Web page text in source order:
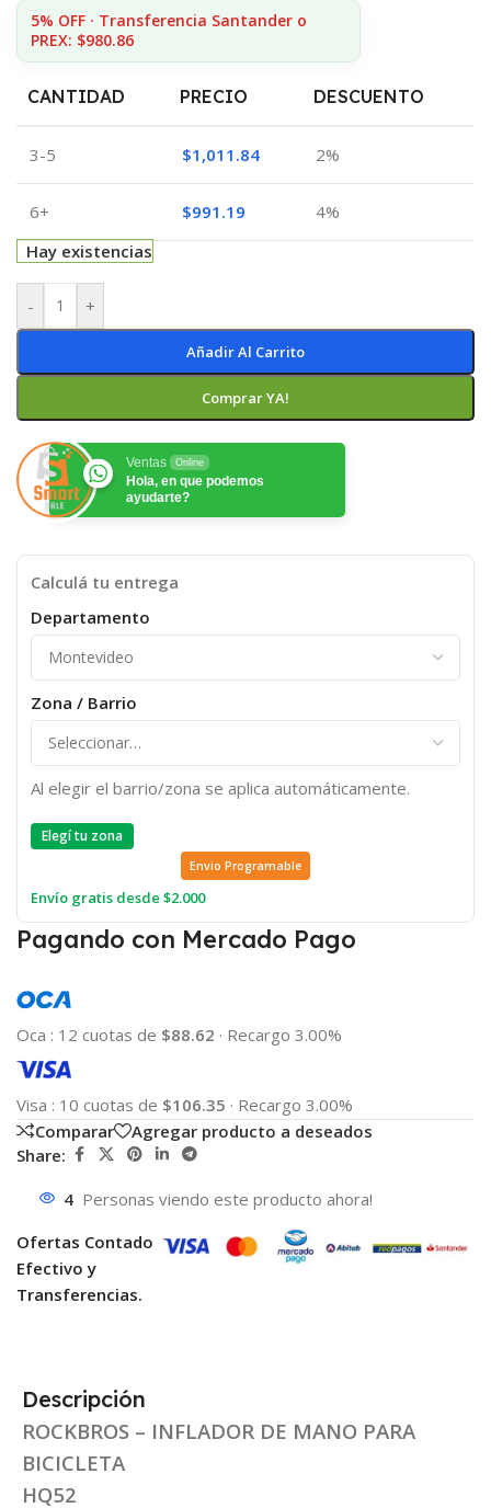
5% OFF · Transferencia Santander o
PREX: $980.86
CANTIDAD PRECIO DESCUENTO
3-5 $1,011.84 2%
6+ $991.19
4%
Hay existencias
- +
Añadir Al Carrito
Comprar YA!
Ventas Online
Hola, en que podemos
ayudarte?
Calculá tu entrega
Departamento
Zona / Barrio
Al elegir el barrio/zona se aplica automáticamente.
Elegí tu zona
Envio Programable
Envío gratis desde $2.000
Pagando con Mercado Pago
Oca : 12 cuotas de $88.62 · Recargo 3.00%
Visa : 10 cuotas de $106.35 · Recargo 3.00%
Comparar
Agregar producto a deseados
Share:
4 Personas viendo este producto ahora!
Ofertas Contado
Efectivo y
Transferencias.
Descripción
ROCKBROS – INFLADOR DE MANO PARA
BICICLETA
HQ52